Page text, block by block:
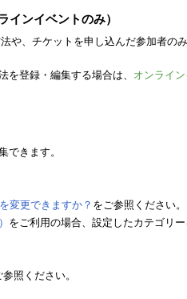
ンイベントのみ）
や、チケットを申し込んだ参加者の
登録・編集する場合は、 オンライ
できます。
変更できますか？ をご参照ください。
をご利用の場合、設定したカテゴリ
参照ください。